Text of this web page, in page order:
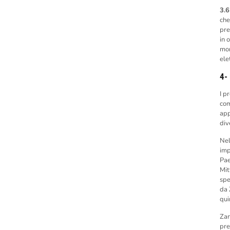
3.6
in
4-
I
da